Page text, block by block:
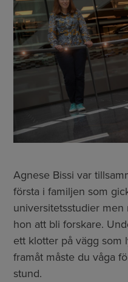
Agnese Bissi var
första i familjen som
universitetsstudier
hon att bli forskare.
ett klotter på vägg som
framåt måste du våga
stund.